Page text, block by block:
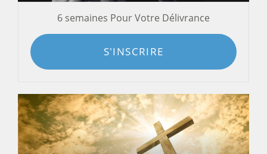
6 semaines Pour Votre Délivrance
S'INSCRIRE